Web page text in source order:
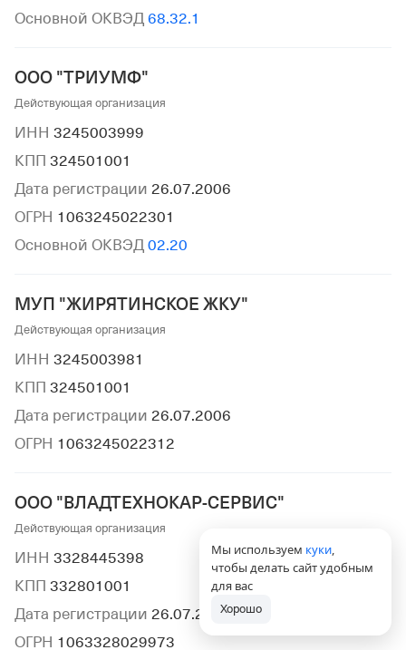
Основной ОКВЭД 68.32.1
ООО "ТРИУМФ"
Действующая организация
ИНН 3245003999
КПП 324501001
Дата регистрации 26.07.2006
ОГРН 1063245022301
Основной ОКВЭД 02.20
МУП "ЖИРЯТИНСКОЕ ЖКУ"
Действующая организация
ИНН 3245003981
КПП 324501001
Дата регистрации 26.07.2006
ОГРН 1063245022312
ООО "ВЛАДТЕХНОКАР-СЕРВИС"
Действующая организация
ИНН 3328445398
КПП 332801001
Дата регистрации 26.07.2006
ОГРН 1063328029973
Мы используем куки,
чтобы делать сайт удобным
для вас
Хорошо